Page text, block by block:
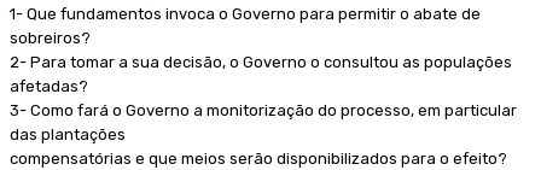
1- Que fundamentos invoca o Governo para permitir o abate de
sobreiros?
2- Para tomar a sua decisão, o Governo o consultou as populações
afetadas?
3- Como fará o Governo a monitorização do processo, em particular
das plantações
compensatórias e que meios serão disponibilizados para o efeito?